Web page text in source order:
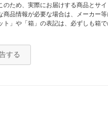
のため、実際にお届けする商品とサ
品情報が必要な場合は、メーカー等
ト」や「箱」の表記は、必ずしも箱
する